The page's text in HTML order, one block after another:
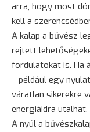
arra, hogy most
kell a
A kalap a bűvész
rejtett
fordulatokat is. Ha
– például egy
váratlan sikerekre
energiáidra utalhat.
A nyúl a